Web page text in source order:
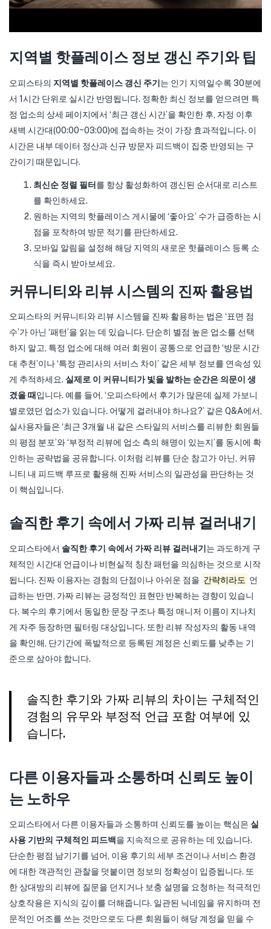
지역별 핫플레이스 정보 갱신 주기와 팁
오피스타의 지역별 핫플레이스 갱신 주기는 인기 지역일수록 30분에
서 1시간 단위로 실시간 반영됩니다. 정확한 최신 정보를 얻으려면 특
정 업소의 상세 페이지에서 ‘최근 갱신 시간’을 확인한 후, 자정 이후
새벽 시간대(00:00~03:00)에 접속하는 것이 가장 효과적입니다. 이
시간은 내부 데이터 정산과 신규 방문자 피드백이 집중 반영되는 구
간이기 때문입니다.
최신순 정렬 필터를 항상 활성화하여 갱신된 순서대로 리스트
를 확인하세요.
원하는 지역의 핫플레이스 게시물에 ‘좋아요’ 수가 급증하는 시
점을 포착하여 방문 적기를 판단하세요.
모바일 알림을 설정해 해당 지역의 새로운 핫플레이스 등록 소
식을 즉시 받아보세요.
커뮤니티와 리뷰 시스템의 진짜 활용법
오피스타의 커뮤니티와 리뷰 시스템을 진짜 활용하는 법은 ‘표면 점
수’가 아닌 ‘패턴’을 읽는 데 있습니다. 단순히 별점 높은 업소를 선택
하지 말고, 특정 업소에 대해 여러 회원이 공통으로 언급한 ‘방문 시간
대 추천’이나 ‘특정 관리사의 서비스 차이’ 같은 세부 정보를 연속성 있
게 추적하세요. 실제로 이 커뮤니티가 빛을 발하는 순간은 의문이 생
겼을 때 입니다. 예를 들어, ‘오피스타에서 후기가 많은데 실제 가보니
별로였던 업소가 있습니다. 어떻게 걸러내야 하나요?’ 같은 Q&A에서,
실사용자들은 ‘최근 3개월 내 같은 스타일의 서비스를 리뷰한 회원들
의 평점 분포’와 ‘부정적 리뷰에 업소 측의 해명이 있는지’를 동시에 확
인하는 공략법을 공유합니다. 이처럼 리뷰를 단순 참고가 아닌, 커뮤
니티 내 피드백 루프로 활용해 진짜 서비스의 일관성을 판단하는 것
이 핵심입니다.
솔직한 후기 속에서 가짜 리뷰 걸러내기
오피스타에서 솔직한 후기 속에서 가짜 리뷰 걸러내기는 과도하게 구
체적인 시간대 언급이나 비현실적 칭찬 패턴을 의심하는 것으로 시작
됩니다. 진짜 이용자는 경험의 단점이나 아쉬운 점을 간략히라도 언
급하는 반면, 가짜 리뷰는 긍정적인 표현만 반복하는 경향이 있습니
다. 복수의 후기에서 동일한 문장 구조나 특정 매니저 이름이 지나치
게 자주 등장하면 필터링 대상입니다. 또한 리뷰 작성자의 활동 내역
을 확인해, 단기간에 폭발적으로 등록된 계정은 신뢰도를 낮추는 기
준으로 삼아야 합니다.
솔직한 후기와 가짜 리뷰의 차이는 구체적인
경험의 유무와 부정적 언급 포함 여부에 있
습니다.
다른 이용자들과 소통하며 신뢰도 높이
는 노하우
오피스타에서 다른 이용자들과 소통하며 신뢰도를 높이는 핵심은 실
사용 기반의 구체적인 피드백을 지속적으로 공유하는 데 있습니다.
단순한 평점 남기기를 넘어, 이용 후기의 세부 조건이나 서비스 환경
에 대한 객관적인 관찰을 덧붙이면 정보의 정확성이 입증됩니다. 또
한 상대방의 리뷰에 질문을 던지거나 보충 설명을 요청하는 적극적인
상호작용은 지식의 깊이를 더해줍니다. 일관된 닉네임을 유지하며 전
문적인 어조를 쓰는 것만으로도 다른 회원들이 해당 계정을 믿을 수